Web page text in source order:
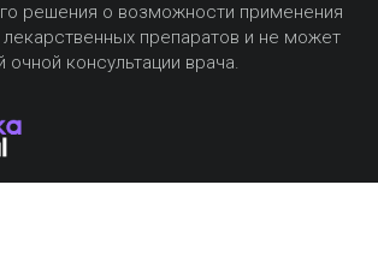
решения о возможности применения
препаратов и не может
консультации врача.